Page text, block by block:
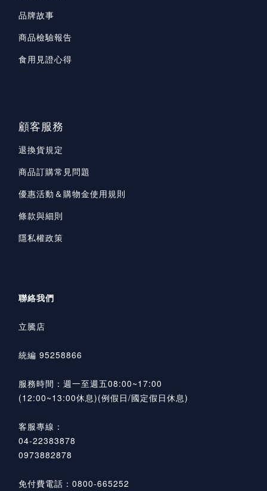
品牌故事
商品檢驗報告
食用見證心得
顧客服務
退換貨規定
商品訂購常見問題
優惠活動＆購物金使用規則
條款與細則
隱私權政策
聯絡我們
立騰店
統編 95258866
服務時間：週一至週五08:00~17:00
(12:00~13:00休息)(例假日/國定假日休息)
客服專線：
04-22383878
0973882878
免付費電話：0800-665252